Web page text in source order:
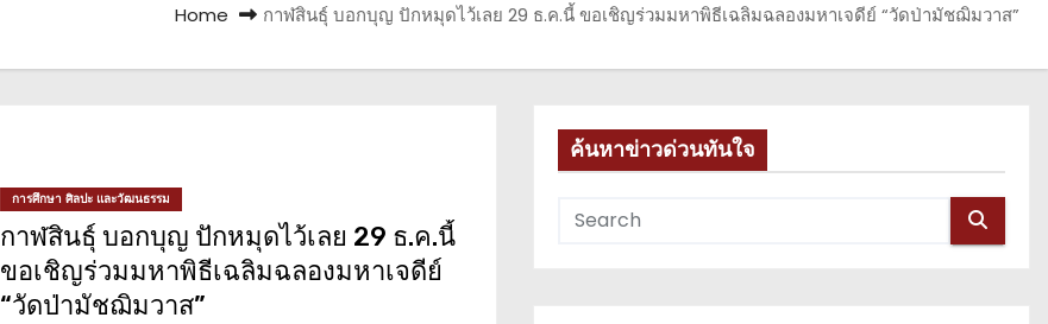
Home กาฬสินธุ์ บอกบุญ ปักหมุดไว้เลย 29 ธ.ค.นี้ ขอเชิญร่วมมหาพิธีเฉลิมฉลองมหาเจดีย์ “วัดป่ามัชฌิมวาส”
การศึกษา ศิลปะ และวัฒนธรรม
กาฬสินธุ์ บอกบุญ ปักหมุดไว้เลย 29 ธ.ค.นี้
ขอเชิญร่วมมหาพิธีเฉลิมฉลองมหาเจดีย์
“วัดป่ามัชฌิมวาส”
ค้นหาข่าวด่วนทันใจ